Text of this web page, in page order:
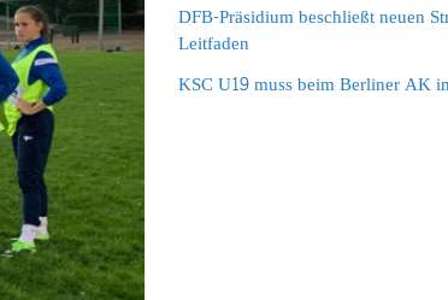
DFB-Präsidium beschließt neuen
Leitfaden
KSC U19 muss beim Berliner AK